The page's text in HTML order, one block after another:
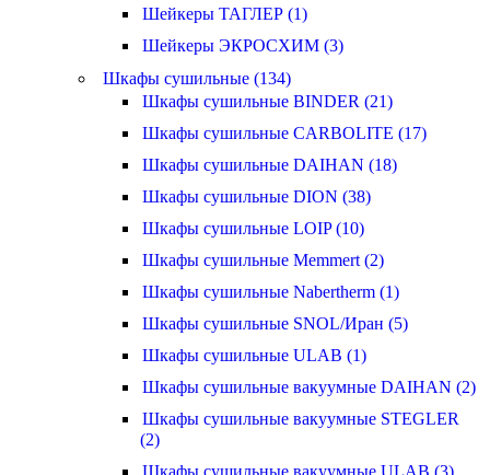
Шейкеры ТАГЛЕР (1)
Шейкеры ЭКРОСХИМ (3)
Шкафы сушильные (134)
Шкафы сушильные BINDER (21)
Шкафы сушильные CARBOLITE (17)
Шкафы сушильные DAIHAN (18)
Шкафы сушильные DION (38)
Шкафы сушильные LOIP (10)
Шкафы сушильные Memmert (2)
Шкафы сушильные Nabertherm (1)
Шкафы сушильные SNOL/Иран (5)
Шкафы сушильные ULAB (1)
Шкафы сушильные вакуумные DAIHAN (2)
Шкафы сушильные вакуумные STEGLER
(2)
Шкафы сушильные вакуумные ULAB (3)